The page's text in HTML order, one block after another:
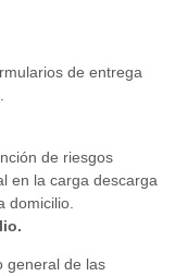
de entrega
de riesgos
en la carga descarga
domicilio.
general de las